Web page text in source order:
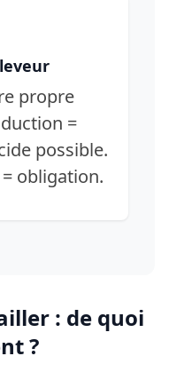
propre
=
possible.
obligation.
: de quoi
?